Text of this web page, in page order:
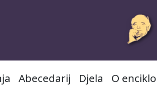
Abecedarij Djela O